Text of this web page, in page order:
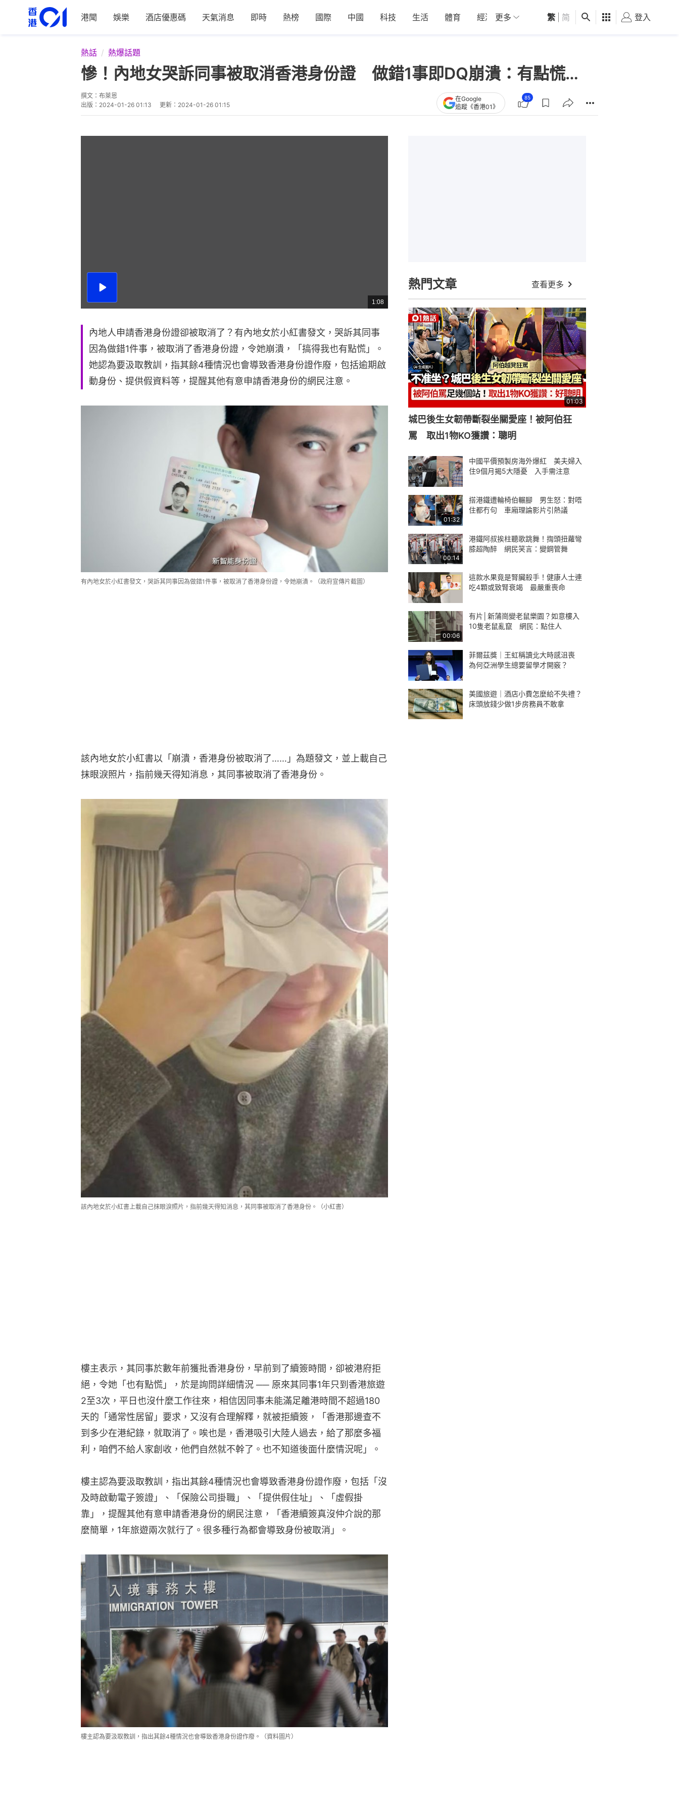
港聞 娛樂 酒店優惠碼 天氣消息 即時 熱榜 國際 中國 科技 生活 體育 經濟 01深圳 觀點 健康 好食玩飛
更多 繁 简 登入
熱話 熱爆話題
慘！內地女哭訴同事被取消香港身份證 做錯1事即DQ崩潰：有點慌…
撰文： 布萊恩
出版： 2024-01-26 01:13 更新： 2024-01-26 01:15
在Google
追蹤《香港01》
85
播
總
共
1:08
內地人申請香港身份證卻被取消了？有內地女於小紅書發文，哭訴其同事
因為做錯1件事，被取消了香港身份證，令她崩潰，「搞得我也有點慌」。
她認為要汲取教訓，指其餘4種情況也會導致香港身份證作廢，包括逾期啟
動身份、提供假資料等，提醒其他有意申請香港身份的網民注意。
有內地女於小紅書發文，哭訴其同事因為做錯1件事，被取消了香港身份證，令她崩潰。（政府宣傳片截圖）
該內地女於小紅書以「崩潰，香港身份被取消了……」為題發文，並上載自己
抹眼淚照片，指前幾天得知消息，其同事被取消了香港身份。
該內地女於小紅書上載自己抹眼淚照片，指前幾天得知消息，其同事被取消了香港身份。（小紅書）
及時啟動電子簽證」、「保險公司掛職」、「提供假住址」、「虛假掛
靠」，提醒其他有意申請香港身份的網民注意，「香港續簽真沒仲介說的那
麼簡單，1年旅遊兩次就行了。很多種行為都會導致身份被取消」。
樓主認為要汲取教訓，指出其餘4種情況也會導致香港身份證作廢。（資料圖片）
熱門文章 查看更多
01:03
城巴後生女韌帶斷裂坐關愛座！被阿伯狂
罵 取出1物KO獲讚：聰明
中國平價預製房海外爆紅 美夫婦入
住9個月揭5大隱憂 入手需注意
01:32
搭港鐵遭輪椅伯輾腳 男生怒：對唔
住都冇句 車廂理論影片引熱議
00:14
港鐵阿叔挨柱聽歌跳舞！揈頭扭蘿彎
膝超陶醉 網民笑言：變鋼管舞
這款水果竟是腎臟殺手！健康人士連
吃4顆或致腎衰竭 最嚴重喪命
00:06
有片│新蒲崗變老鼠樂園？如意樓入
10隻老鼠亂竄 網民：點住人
菲爾茲獎｜王虹稱讀北大時感沮喪
為何亞洲學生總要留學才開竅？
美國旅遊｜酒店小費怎麼給不失禮？
床頭放錢少做1步房務員不敢拿